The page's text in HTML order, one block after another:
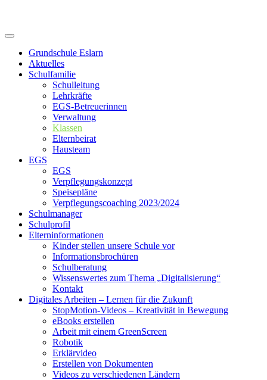
Grundschule Eslarn
Aktuelles
Schulfamilie
Schulleitung
Lehrkräfte
EGS-Betreuerinnen
Verwaltung
Klassen
Elternbeirat
Hausteam
EGS
EGS
Verpflegungskonzept
Speisepläne
Verpflegungscoaching 2023/2024
Schulmanager
Schulprofil
Elterninformationen
Kinder stellen unsere Schule vor
Informationsbrochüren
Schulberatung
Wissenswertes zum Thema „Digitalisierung“
Kontakt
Digitales Arbeiten – Lernen für die Zukunft
StopMotion-Videos – Kreativität in Bewegung
eBooks erstellen
Arbeit mit einem GreenScreen
Robotik
Erklärvideo
Erstellen von Dokumenten
Videos zu verschiedenen Ländern